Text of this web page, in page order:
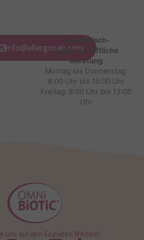
info@allergosan.com
Medizinisch-
wissenschaftliche
Beratung
Montag bis Donnerstag:
8:00 Uhr bis 15:00 Uhr
Freitag: 8:00 Uhr bis 13:00
Uhr
uns auf den Sozialen Medien!